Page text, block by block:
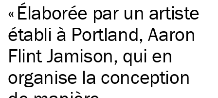
Élaborée par un artiste
établi à Portland, Aaron
Flint Jamison, qui en
organise la conception